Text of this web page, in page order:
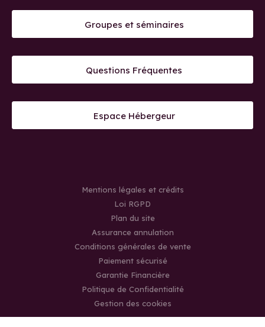
Groupes et séminaires
Questions Fréquentes
Espace Hébergeur
Mentions légales et crédits
Loi RGPD
Plan du site
Assurance annulation
Conditions générales de vente
Paiement sécurisé
Garantie Financière
Politique de Confidentialité
Gestion des cookies